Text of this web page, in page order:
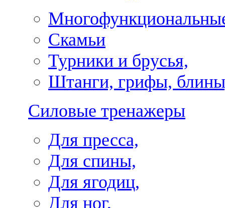
Скамьи
Турники и брусья,
Штанги, грифы,
Силовые тренажеры
Для пресса,
Для спины,
Для ягодиц,
Для ног,